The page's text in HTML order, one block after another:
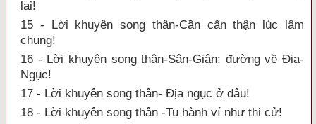
lai!
15 - Lời khuyên song thân-Cần cẩn thận lúc lâm
chung!
16 - Lời khuyên song thân-Sân-Giận: đường về Địa-
Ngục!
17 - Lời khuyên song thân- Địa ngục ở đâu!
18 - Lời khuyên song thân -Tu hành ví như thi cử!